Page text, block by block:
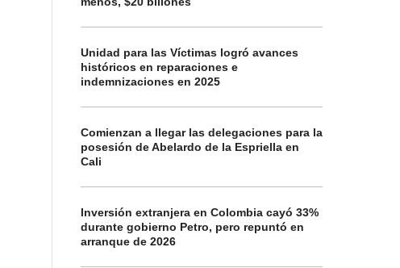
Unidad para las Víctimas logró avances
históricos en reparaciones e
indemnizaciones en 2025
Comienzan a llegar las delegaciones para la
posesión de Abelardo de la Espriella en
Cali
Inversión extranjera en Colombia cayó 33%
durante gobierno Petro, pero repuntó en
arranque de 2026